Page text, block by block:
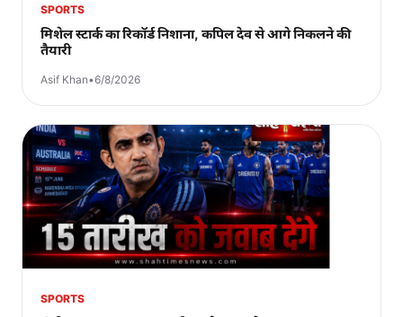
SPORTS
मिशेल स्टार्क का रिकॉर्ड निशाना, कपिल देव से आगे निकलने की
तैयारी
Asif Khan•6/8/2026
SPORTS